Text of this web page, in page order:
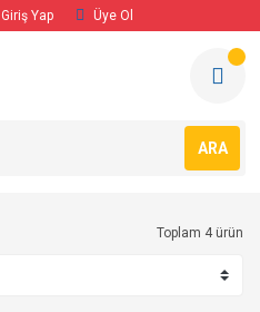
Giriş Yap Üye Ol
ARA
Toplam 4 ürün